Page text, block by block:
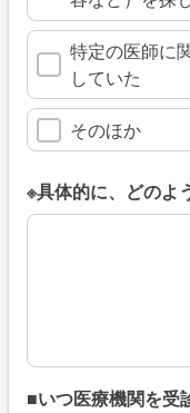
特定の医師に
していた
そのほか
※具体的に、どのよ
※具体的に、どのよ
■いつ医療機関を受